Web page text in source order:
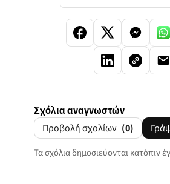
Σχόλια αναγνωστών
Προβολή σχολίων (0)
Τα σχόλια δημοσιεύονται κατόπιν